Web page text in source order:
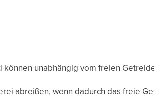
unabhängig vom freien
abreißen, wenn dadurch das freie